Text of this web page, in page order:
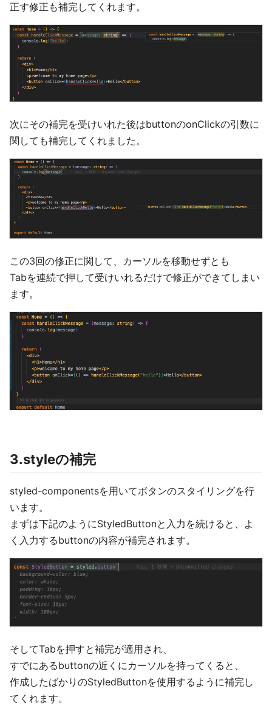
正す修正も補完してくれます。
次にその補完を受けいれた後はbuttonのonClickの引数に
関しても補完してくれました。
この3回の修正に関して、カーソルを移動せずとも
Tabを連続で押して受けいれるだけで修正ができてしまい
ます。
3.styleの補完
styled-componentsを用いてボタンのスタイリングを行
います。
まずは下記のようにStyledButtonと入力を続けると、よ
く入力するbuttonの内容が補完されます。
そしてTabを押すと補完が適用され、
すでにあるbuttonの近くにカーソルを持ってくると、
作成したばかりのStyledButtonを使用するように補完し
てくれます。